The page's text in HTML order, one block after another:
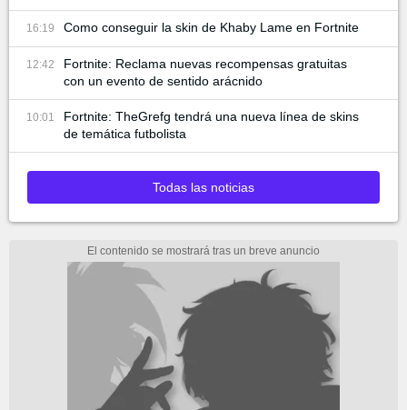
16:19 Como conseguir la skin de Khaby Lame en Fortnite
12:42
Fortnite: Reclama nuevas recompensas gratuitas
con un evento de sentido arácnido
10:01
Fortnite: TheGrefg tendrá una nueva línea de skins
de temática futbolista
Todas las noticias